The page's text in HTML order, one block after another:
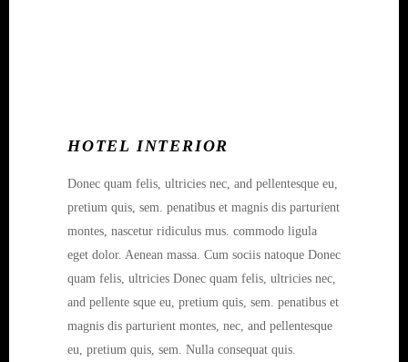
HOTEL INTERIOR
Donec quam felis, ultricies nec, and pellentesque eu,
pretium quis, sem. penatibus et magnis dis parturient
montes, nascetur ridiculus mus. commodo ligula
eget dolor. Aenean massa. Cum sociis natoque Donec
quam felis, ultricies Donec quam felis, ultricies nec,
and pellente sque eu, pretium quis, sem. penatibus et
magnis dis parturient montes, nec, and pellentesque
eu, pretium quis, sem. Nulla consequat quis.